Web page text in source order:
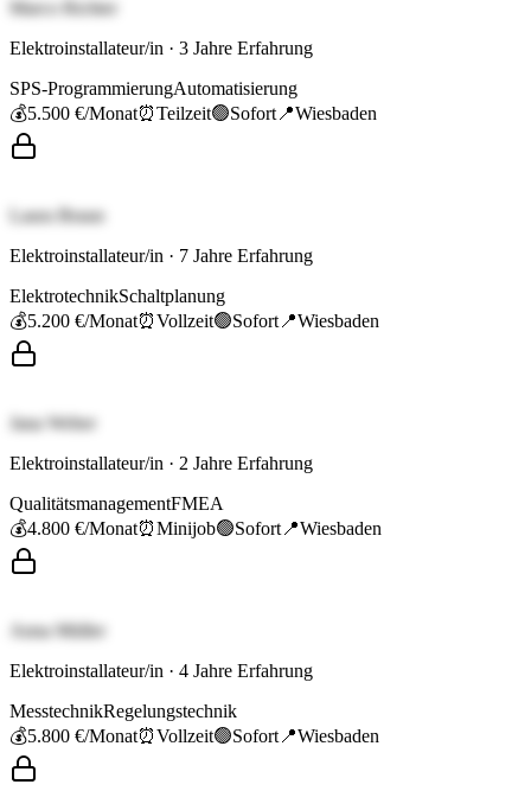
Marco Richter
Elektroinstallateur/in · 3 Jahre Erfahrung
SPS-ProgrammierungAutomatisierung
💰5.500 €/Monat⏰Teilzeit🟢Sofort 📍Wiesbaden
Laura Braun
Elektroinstallateur/in · 7 Jahre Erfahrung
ElektrotechnikSchaltplanung
💰5.200 €/Monat⏰Vollzeit🟢Sofort 📍Wiesbaden
Jana Weber
Elektroinstallateur/in · 2 Jahre Erfahrung
QualitätsmanagementFMEA
💰4.800 €/Monat⏰Minijob🟢Sofort 📍Wiesbaden
Anna Müller
Elektroinstallateur/in · 4 Jahre Erfahrung
MesstechnikRegelungstechnik
💰5.800 €/Monat⏰Vollzeit🟢Sofort 📍Wiesbaden